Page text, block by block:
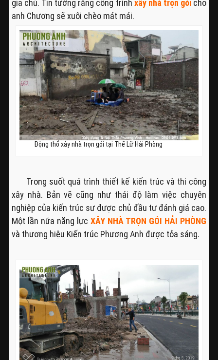
gia chủ. Tin tưởng rằng công trình xây nhà trọn góicho
anh Chương sẽ xuôi chèo mát mái.
Động thổ xây nhà trọn gói tại Thế Lữ Hải Phòng
Trong suốt quá trình thiết kế kiến trúc và thi công
xây nhà. Bản vẽ cũng như thái độ làm việc chuyên
nghiệp của kiến trúc sư được chủ đầu tư đánh giá cao.
Một lần nữa năng lực XÂY NHÀ TRỌN GÓI HẢI PHÒNG
và thương hiệu Kiến trúc Phương Anh được tỏa sáng.